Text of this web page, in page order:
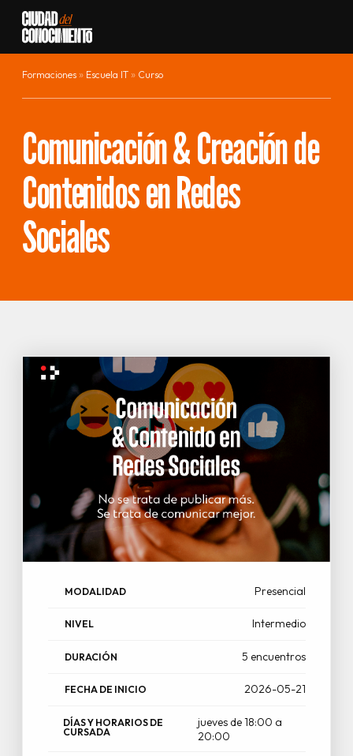
Formaciones Escuela IT Curso
Comunicación & Creación de
Contenidos en Redes
Sociales
MODALIDAD Presencial
NIVEL Intermedio
DURACIÓN 5 encuentros
FECHA DE INICIO 2026-05-21
DÍAS Y HORARIOS DE
CURSADA
jueves de 18:00 a
20:00